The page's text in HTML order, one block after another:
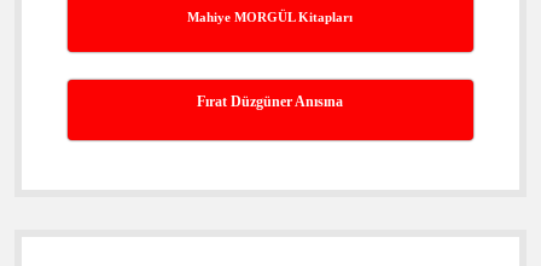
Mahiye MORGÜL Kitapları
Fırat Düzgüner Anısına